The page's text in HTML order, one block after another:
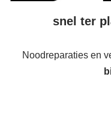
snel ter
Noodreparaties en